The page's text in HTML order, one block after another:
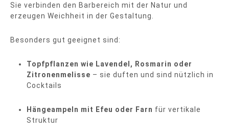
Sie verbinden den Barbereich mit der Natur und
erzeugen Weichheit in der Gestaltung.
Besonders gut geeignet sind:
Topfpflanzen wie Lavendel, Rosmarin oder
Zitronenmelisse – sie duften und sind nützlich in
Cocktails
Hängeampeln mit Efeu oder Farn für vertikale
Struktur